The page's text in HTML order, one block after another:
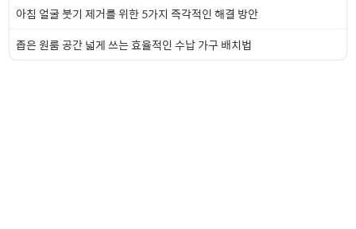
아침 얼굴 붓기 제거를 위한 5가지 즉각적인 해결 방안
좁은 원룸 공간 넓게 쓰는 효율적인 수납 가구 배치법